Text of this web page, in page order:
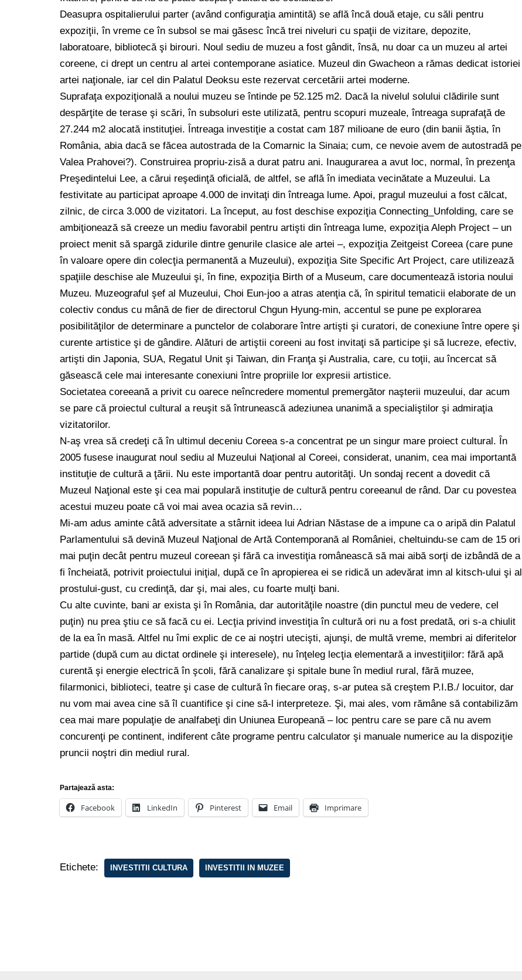
Deasupra ospitalierului parter (având configuraţia amintită) se află încă două etaje, cu săli pentru
expoziţii, în vreme ce în subsol se mai găsesc încă trei niveluri cu spaţii de vizitare, depozite,
laboratoare, bibliotecă şi birouri. Noul sediu de muzeu a fost gândit, însă, nu doar ca un muzeu al artei
coreene, ci drept un centru al artei contemporane asiatice. Muzeul din Gwacheon a rămas dedicat istoriei
artei naţionale, iar cel din Palatul Deoksu este rezervat cercetării artei moderne.
Suprafaţa expoziţională a noului muzeu se întinde pe 52.125 m2. Dacă la nivelul solului clădirile sunt
despărţite de terase şi scări, în subsoluri este utilizată, pentru scopuri muzeale, întreaga suprafaţă de
27.244 m2 alocată instituţiei. Întreaga investiţie a costat cam 187 milioane de euro (din banii ăştia, în
România, abia dacă se făcea autostrada de la Comarnic la Sinaia; cum, ce nevoie avem de autostradă pe
Valea Prahovei?). Construirea propriu-zisă a durat patru ani. Inaugurarea a avut loc, normal, în prezenţa
Preşedintelui Lee, a cărui reşedinţă oficială, de altfel, se află în imediata vecinătate a Muzeului. La
festivitate au participat aproape 4.000 de invitaţi din întreaga lume. Apoi, pragul muzeului a fost călcat,
zilnic, de circa 3.000 de vizitatori. La început, au fost deschise expoziţia Connecting_Unfolding, care se
ambiţionează să creeze un mediu favorabil pentru artişti din întreaga lume, expoziţia Aleph Project – un
proiect menit să spargă zidurile dintre genurile clasice ale artei –, expoziţia Zeitgeist Coreea (care pune
în valoare opere din colecţia permanentă a Muzeului), expoziţia Site Specific Art Project, care utilizează
spaţiile deschise ale Muzeului şi, în fine, expoziţia Birth of a Museum, care documentează istoria noului
Muzeu. Muzeograful şef al Muzeului, Choi Eun-joo a atras atenţia că, în spiritul tematicii elaborate de un
colectiv condus cu mână de fier de directorul Chgun Hyung-min, accentul se pune pe explorarea
posibilităţilor de determinare a punctelor de colaborare între artişti şi curatori, de conexiune între opere şi
curente artistice şi de gândire. Alături de artiştii coreeni au fost invitaţi să participe şi să lucreze, efectiv,
artişti din Japonia, SUA, Regatul Unit şi Taiwan, din Franţa şi Australia, care, cu toţii, au încercat să
găsească cele mai interesante conexiuni între propriile lor expresii artistice.
Societatea coreeană a privit cu oarece neîncredere momentul premergător naşterii muzeului, dar acum
se pare că proiectul cultural a reuşit să întrunească adeziunea unanimă a specialiştilor şi admiraţia
vizitatorilor.
N-aş vrea să credeţi că în ultimul deceniu Coreea s-a concentrat pe un singur mare proiect cultural. În
2005 fusese inaugurat noul sediu al Muzeului Naţional al Coreei, considerat, unanim, cea mai importantă
instituţie de cultură a ţãrii. Nu este importantă doar pentru autorităţi. Un sondaj recent a dovedit că
Muzeul Naţional este şi cea mai populară instituţie de cultură pentru coreeanul de rând. Dar cu povestea
acestui muzeu poate că voi mai avea ocazia să revin…
Mi-am adus aminte câtă adversitate a stârnit ideea lui Adrian Năstase de a impune ca o aripă din Palatul
Parlamentului să devină Muzeul Naţional de Artă Contemporană al României, cheltuindu-se cam de 15 ori
mai puţin decât pentru muzeul coreean şi fără ca investiţia românească să mai aibă sorţi de izbândă de a
fi încheiată, potrivit proiectului iniţial, după ce în apropierea ei se ridică un adevărat imn al kitsch-ului şi al
prostului-gust, cu credinţă, dar şi, mai ales, cu foarte mulţi bani.
Cu alte cuvinte, bani ar exista şi în România, dar autorităţile noastre (din punctul meu de vedere, cel
puţin) nu prea ştiu ce să facă cu ei. Lecţia privind investiţia în cultură ori nu a fost predată, ori s-a chiulit
de la ea în masă. Altfel nu îmi explic de ce ai noştri utecişti, ajunşi, de multă vreme, membri ai diferitelor
partide (după cum au dictat ordinele şi interesele), nu înţeleg lecţia elementară a investiţiilor: fără apă
curentă şi energie electrică în şcoli, fără canalizare şi spitale bune în mediul rural, fără muzee,
filarmonici, biblioteci, teatre şi case de cultură în fiecare oraş, s-ar putea să creştem P.I.B./ locuitor, dar
nu vom mai avea cine să îl cuantifice şi cine să-l interpreteze. Şi, mai ales, vom rămâne să contabilizăm
cea mai mare populaţie de analfabeţi din Uniunea Europeană – loc pentru care se pare că nu avem
concurenţi pe continent, indiferent câte programe pentru calculator şi manuale numerice au la dispoziţie
pruncii noştri din mediul rural.
Partajează asta:
Facebook LinkedIn Pinterest Email Imprimare
Etichete: INVESTITII CULTURA INVESTITII IN MUZEE